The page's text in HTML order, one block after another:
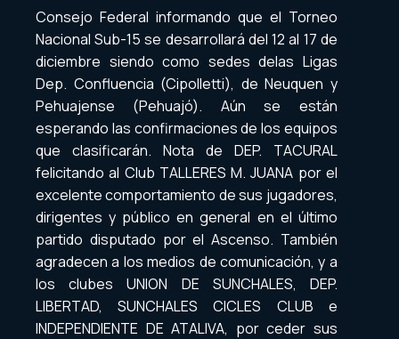
Consejo Federal informando que el Torneo
Nacional Sub-15 se desarrollará del 12 al 17 de
diciembre siendo como sedes delas Ligas
Dep. Confluencia (Cipolletti), de Neuquen y
Pehuajense (Pehuajó). Aún se están
esperando las confirmaciones de los equipos
que clasificarán. Nota de DEP. TACURAL
felicitando al Club TALLERES M. JUANA por el
excelente comportamiento de sus jugadores,
dirigentes y público en general en el último
partido disputado por el Ascenso. También
agradecen a los medios de comunicación, y a
los clubes UNION DE SUNCHALES, DEP.
LIBERTAD, SUNCHALES CICLES CLUB e
INDEPENDIENTE DE ATALIVA, por ceder sus